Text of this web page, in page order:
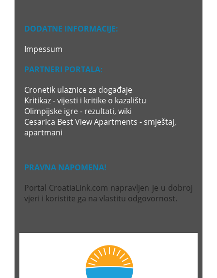
DODATNE INFORMACIJE:
Impessum
PARTNERI PORTALA:
Cronetik ulaznice za događaje
Kritikaz - vijesti i kritike o kazalištu
Olimpijske igre - rezultati, wiki
Cesarica Best View Apartments - smještaj,
apartmani
PRAVNA NAPOMENA!
Portal CroatiaLink.com napravljen je u dobroj
vjeri i koristite ga na vlastitu odgovornost.